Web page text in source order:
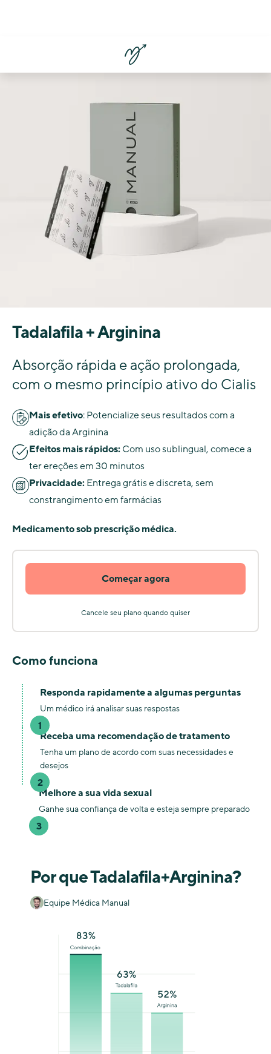
Tadalafila + Arginina
Absorção rápida e ação prolongada,
com o mesmo princípio ativo do Cialis
Mais efetivo: Potencialize seus resultados com a
adição da Arginina
Efeitos mais rápidos:Com uso sublingual, comece a
ter ereções em 30 minutos
Privacidade:Entrega grátis e discreta, sem
constrangimento em farmácias
Medicamento sob prescrição médica.
Começar agora
Cancele seu plano quando quiser
Como funciona
Responda rapidamente a algumas perguntas
Um médico irá analisar suas respostas
1
Receba uma recomendação de tratamento
Tenha um plano de acordo com suas necessidades e
desejos
2
Melhore a sua vida sexual
Ganhe sua confiança de volta e esteja sempre preparado
3
Por que Tadalafila+Arginina?
Equipe Médica Manual